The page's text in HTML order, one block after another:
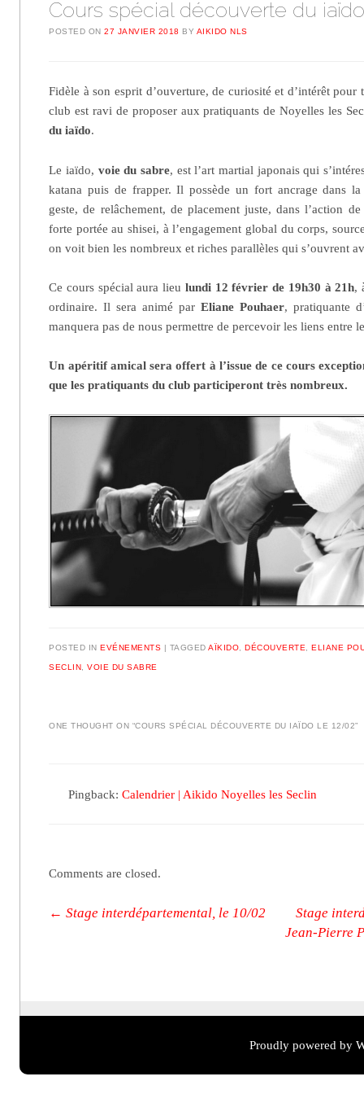
Cours spécial découverte du
POSTED ON27 JANVIER 2018 BY AIKIDO NLS
Fidèle à son esprit d’ouverture, de curiosité et d’intérêt pour
club est ravi de proposer aux pratiquants de Noyelles les
du iaïdo.
Le iaïdo, voie du sabre, est l’art martial japonais qui
katana puis de frapper. Il possède un fort ancrage dans
geste, de relâchement, de placement juste, dans l’action
forte portée au shisei, à l’engagement global du corps,
on voit bien les nombreux et riches parallèles qui s’ouvrent
Ce cours spécial aura lieu lundi 12 février de 19h30 à 21h,
ordinaire. Il sera animé par Eliane Pouhaer, pratiquante
manquera pas de nous permettre de percevoir les liens entre
Un apéritif amical sera offert à l’issue de ce cours
que les pratiquants du club participeront très nombreux.
POSTED INEVÉNEMENTS | TAGGEDAÏKIDO ,DÉCOUVERTE ,ELIANE
SECLIN ,VOIE DU SABRE
ONE THOUGHT ON “COURS SPÉCIAL DÉCOUVERTE DU IAÏDO LE 12/02”
Pingback:Calendrier | Aikido Noyelles les Seclin
Comments are closed.
Post navigation
← Stage interdépartemental, le 10/02
Stage
Jean-Pierre
Proudly powered by